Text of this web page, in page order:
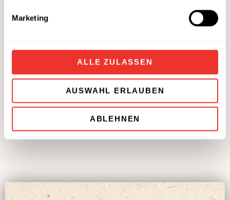
Marketing
ALLE ZULASSEN
AUSWAHL ERLAUBEN
ABLEHNEN
Nährwerte
Kohlenhydrate
Eiweiß 6,8 g